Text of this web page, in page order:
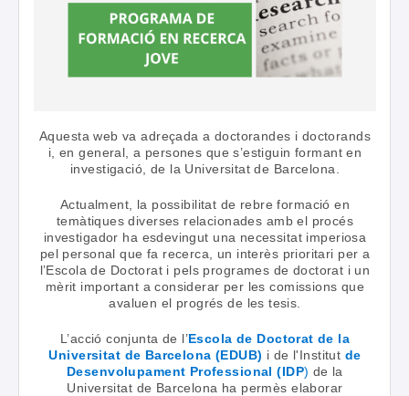
Aquesta web va adreçada a doctorandes i doctorands
i, en general, a persones que s’estiguin formant en
investigació, de la Universitat de Barcelona.
Actualment, la possibilitat de rebre formació en
temàtiques diverses relacionades amb el procés
investigador ha esdevingut una necessitat imperiosa
pel personal que fa recerca, un interès prioritari per a
l’Escola de Doctorat i pels programes de doctorat i un
mèrit important a considerar per les comissions que
avaluen el progrés de les tesis.
L’acció conjunta de l’Escola de Doctorat de la
Universitat de Barcelona (EDUB) i de l'Institut de
Desenvolupament Professional (IDP) de la
Universitat de Barcelona ha permès elaborar